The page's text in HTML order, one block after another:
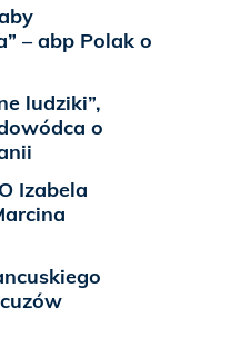
– abp Polak o
ludziki”,
o
Izabela